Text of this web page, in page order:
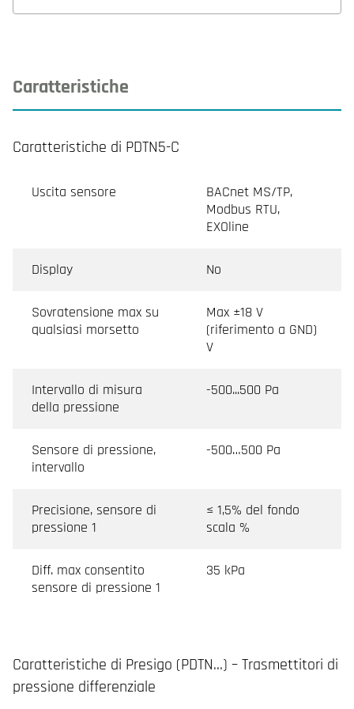
Caratteristiche
Caratteristiche di PDTN5-C
Uscita sensore
BACnet MS/TP,
Modbus RTU,
EXOline
Display No
Sovratensione max su
qualsiasi morsetto
Max ±18 V
(riferimento a GND)
V
Intervallo di misura
della pressione
-500...500 Pa
Sensore di pressione,
intervallo
-500…500 Pa
Precisione, sensore di
pressione 1
≤ 1,5% del fondo
scala %
Diff. max consentito
sensore di pressione 1
35 kPa
Caratteristiche di Presigo (PDTN…) – Trasmettitori di
pressione differenziale